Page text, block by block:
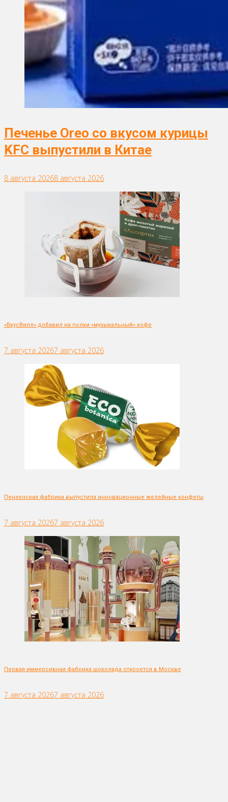
Печенье Oreo со вкусом курицы
KFC выпустили в Китае
8 августа 20268 августа 2026
«ВкусВилл» добавил на полки «музыкальный» кофе
7 августа 20267 августа 2026
Пензенская фабрика выпустила инновационные желейные конфеты
7 августа 20267 августа 2026
Первая иммерсивная фабрика шоколада откроется в Москве
7 августа 20267 августа 2026